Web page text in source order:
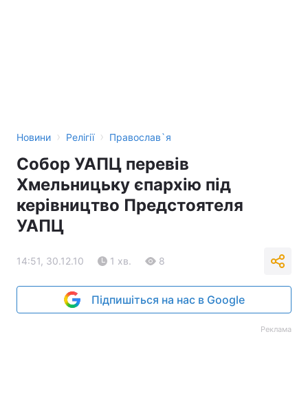
Новини › Релігії › Православ`я
Собор УАПЦ перевів
Хмельницьку єпархію під
керівництво Предстоятеля
УАПЦ
14:51, 30.12.10 1 хв. 8
Підпишіться на нас в Google
Реклама